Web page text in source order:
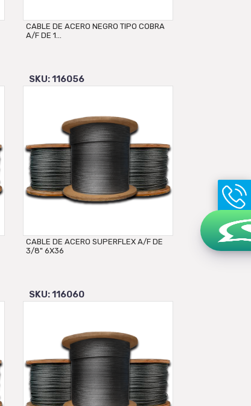
CABLE DE ACERO NEGRO TIPO COBRA
A/F DE 1...
SKU: 116056
CABLE DE ACERO SUPERFLEX A/F DE
3/8" 6X36
SKU: 116060